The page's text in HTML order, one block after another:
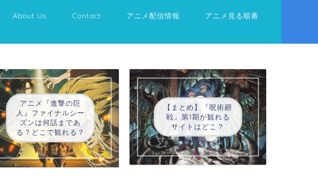
About Us Contact アニメ配信情報 アニメ見る順番
アニメ『進撃の巨
人』ファイナルシー
ズンは何話まであ
る？どこで観れる？
【まとめ】『呪術廻
戦』第1期が観れる
サイトはどこ？